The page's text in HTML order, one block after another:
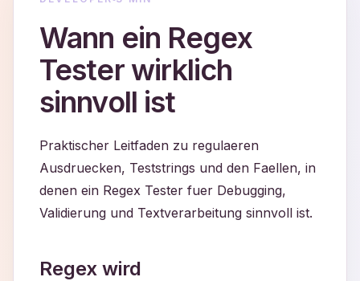
Wann ein Regex
Tester wirklich
sinnvoll ist
Praktischer Leitfaden zu regulaeren
Ausdruecken, Teststrings und den Faellen, in
denen ein Regex Tester fuer Debugging,
Validierung und Textverarbeitung sinnvoll ist.
Regex wird